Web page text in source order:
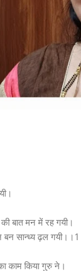
बात मन में रह गयी।
बन सान्ध्य ढ़ल
काम किया गुरु ने।